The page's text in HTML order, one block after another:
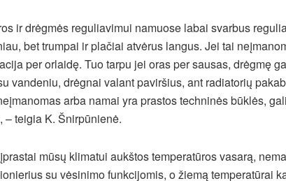
ir drėgmės reguliavimui namuose labai svarbus
bet trumpai ir plačiai atvėrus langus. Jei tai
per orlaidę. Tuo tarpu jei oras per sausas, drėgmę
vandeniu, drėgnai valant paviršius, ant radiatorių
arba namai yra prastos techninės būklės,
– teigia K. Šnirpūnienė.
mūsų klimatui aukštos temperatūros vasarą,
su vėsinimo funkcijomis, o žiemą temperatūrai